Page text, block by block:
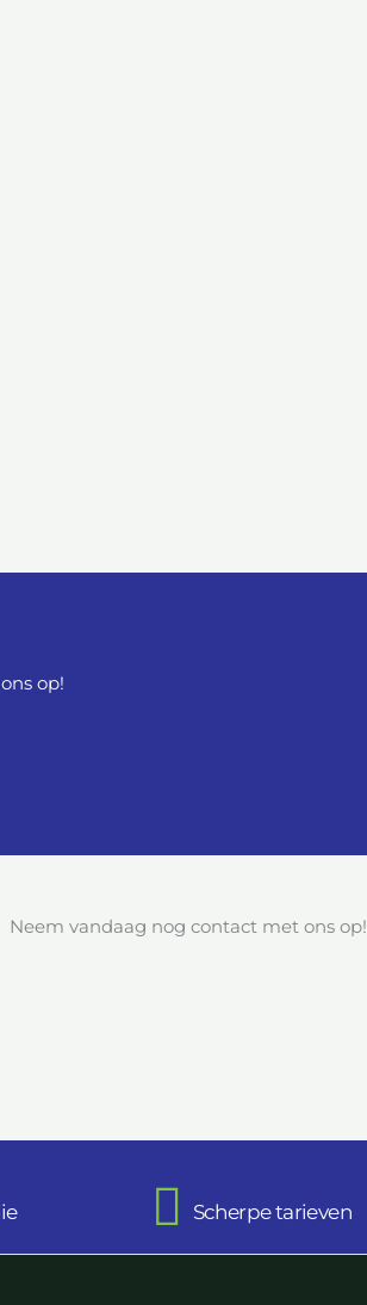
op!
Neem vandaag nog contact met ons op!
Scherpe tarieven